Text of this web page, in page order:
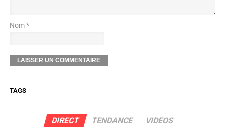
Nom *
TAGS
DIRECT TENDANCE VIDEOS